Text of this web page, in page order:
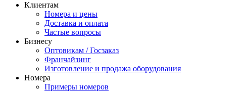
Клиентам
Номера и цены
Доставка и оплата
Частые вопросы
Бизнесу
Оптовикам / Госзаказ
Франчайзинг
Изготовление и продажа оборудования
Номера
Примеры номеров